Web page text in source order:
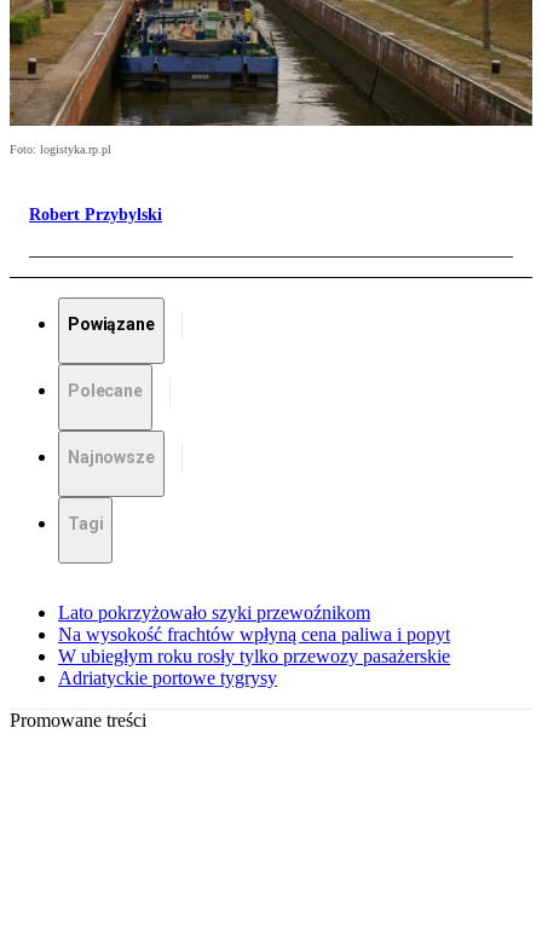
Foto: logistyka.rp.pl
Robert Przybylski
Powiązane
Polecane
Najnowsze
Tagi
Lato pokrzyżowało szyki przewoźnikom
Na wysokość frachtów wpłyną cena paliwa i popyt
W ubiegłym roku rosły tylko przewozy pasażerskie
Adriatyckie portowe tygrysy
Promowane treści